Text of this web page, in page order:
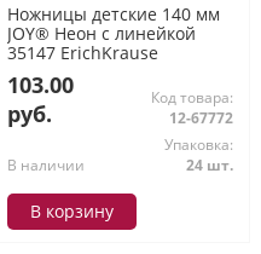
Ножницы детские 140 мм
JOY® Неон с линейкой
35147 ErichKrause
103.00
руб.
Код товара:
12-67772
В наличии
Упаковка:
24 шт.
В корзину